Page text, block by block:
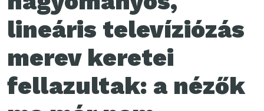
lineáris televíziózás
merev keretei
fellazultak: a nézők